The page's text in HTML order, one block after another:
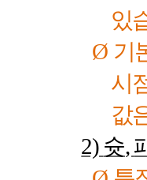
있
Ø 기
시
값
2) 슛,